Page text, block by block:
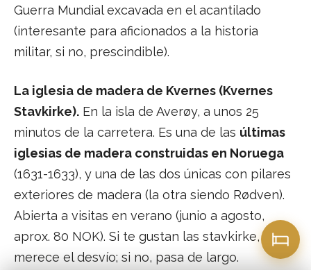
Guerra Mundial excavada en el acantilado
(interesante para aficionados a la historia
militar, si no, prescindible).
La iglesia de madera de Kvernes (Kvernes
Stavkirke). En la isla de Averøy, a unos 25
minutos de la carretera. Es una de las últimas
iglesias de madera construidas en Noruega
(1631-1633), y una de las dos únicas con pilares
exteriores de madera (la otra siendo Rødven).
Abierta a visitas en verano (junio a agosto,
aprox. 80 NOK). Si te gustan las stavkirke,
merece el desvío; si no, pasa de largo.